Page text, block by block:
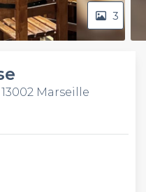
3
Marseille